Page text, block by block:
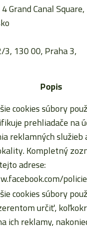
Grand Canal Square,
130 00, Praha 3,
Popis
cookies súbory
prehliadače na
reklamných služieb
Kompletný
adrese:
cookies súbory
určiť,
ich reklamy,